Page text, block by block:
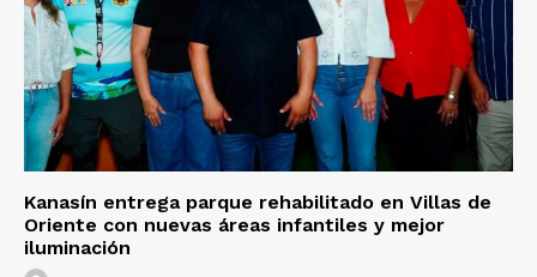
Kanasín entrega parque rehabilitado en Villas de
Oriente con nuevas áreas infantiles y mejor
iluminación